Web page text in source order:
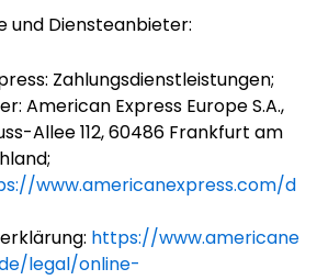
und Diensteanbieter:
Zahlungsdienstleistungen;
American Express Europe S.A.,
Allee 112, 60486 Frankfurt am
www.americanexpress.com/d
https://www.americane
legal/online-